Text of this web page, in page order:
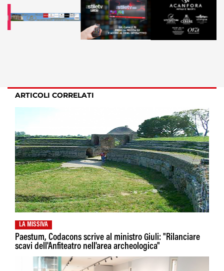
ARTICOLI CORRELATI
LA MISSIVA
Paestum, Codacons scrive al ministro Giuli: "Rilanciare
scavi dell'Anfiteatro nell'area archeologica"